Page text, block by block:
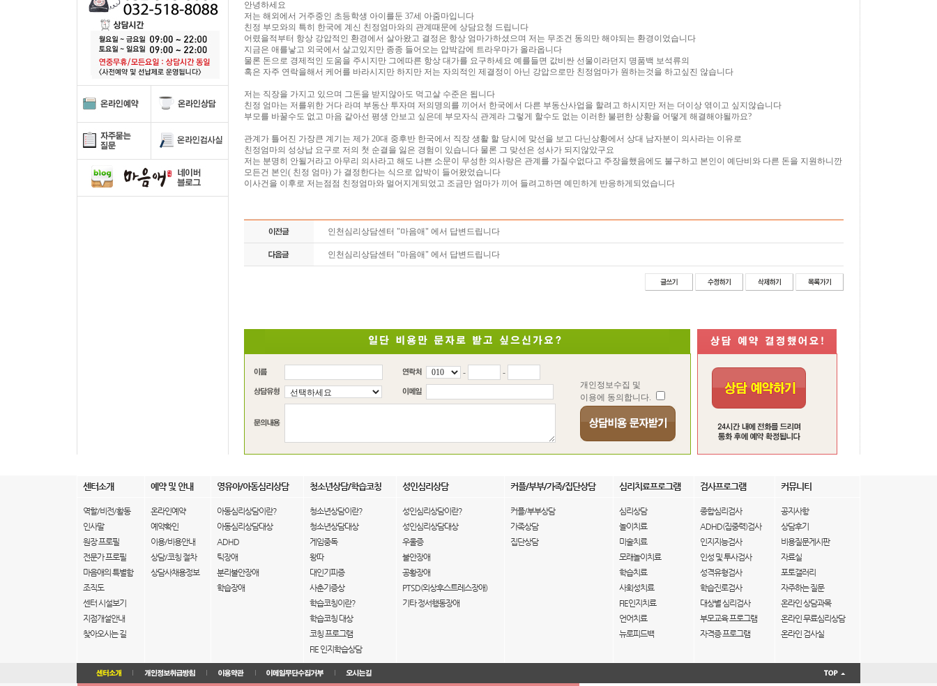
안녕하세요
저는 해외에서 거주중인 초등학생 아이를둔 37세 아줌마입니다
친정 부모와의 특히 한국에 계신 친정엄마와의 관계때문에 상담요청 드립니다
어렸을적부터 항상 강압적인 환경에서 살아왔고 결정은 항상 엄마가하셨으며 저는 무조건 동의만 해야되는 환경이었습니다
지금은 애를낳고 외국에서 살고있지만 종종 들어오는 압박감에 트라우마가 올라옵니다
물론 돈으로 경제적인 도움을 주시지만 그에따른 항상 대가를 요구하세요 예를들면 값비싼 선물이라던지 명품백 보석류의
혹은 자주 연락을해서 케어를 바라시지만 하지만 저는 자의적인 제결정이 아닌 강압으로만 친정엄마가 원하는것을 하고싶진 않습니다
저는 직장을 가지고 있으며 그돈을 받지않아도 먹고살 수준은 됩니다
친정 엄마는 저를위한 거다 라며 부동산 투자며 저의명의를 끼어서 한국에서 다른 부동산사업을 할려고 하시지만 저는 더이상 엮이고 싶지않습니다
부모를 바꿀수도 없고 마음 같아선 평생 안보고 싶은데 부모자식 관계라 그렇게 할수도 없는 이러한 불편한 상황을 어떻게 해결해야될까요?
관계가 틀어진 가장큰 계기는 제가 20대 중후반 한국에서 직장 생활 할 당시에 맞선을 보고 다닌상황에서 상대 남자분이 의사라는 이유로
친정엄마의 성상납 요구로 저의 첫 순결을 잃은 경험이 있습니다 물론 그 맞선은 성사가 되지않았구요
저는 분명히 안될거라고 아무리 의사라고 해도 나쁜 소문이 무성한 의사랑은 관계를 가질수없다고 주장을했음에도 불구하고 본인이 예단비와 다른 돈을 지원하니깐
모든건 본인( 친정 엄마) 가 결정한다는 식으로 압박이 들어왔었습니다
이사건을 이후로 저는점점 친정엄마와 멀어지게되었고 조금만 엄마가 끼어 들려고하면 예민하게 반응하게되었습니다
인천심리상담센터 "마음애" 에서 답변드립니다
인천심리상담센터 "마음애" 에서 답변드립니다
-
-
개인정보수집 및
이용에 동의합니다.
센터소개 예약 및 안내 영유아/아동심리상담 청소년상담/학습코칭 성인심리상담 커플/부부/가족/집단상담 심리치료프로그램 검사프로그램 커뮤니티
역할/비전/활동
인사말
원장 프로필
전문가 프로필
마음애의 특별함
조직도
센터 시설보기
지점개설안내
찾아오시는 길
온라인예약
예약확인
이용/비용안내
상담/코칭 절차
상담사채용정보
아동심리상담이란?
아동심리상담대상
ADHD
틱장애
분리불안장애
학습장애
청소년상담이란?
청소년상담대상
게임중독
왕따
대인기피증
사춘기증상
학습코칭이란?
학습코칭 대상
코칭 프로그램
FIE 인지학습상담
성인심리상담이란?
성인심리상담대상
우울증
불안장애
공황장애
PTSD(외상후스트레스장애)
기타 정서행동장애
커플/부부상담
가족상담
집단상담
심리상담
놀이치료
미술치료
모래놀이치료
학습치료
사회성치료
FIE인지치료
언어치료
뉴로피드백
종합심리검사
ADHD(집중력)검사
인지지능검사
인성 및 투사검사
성격유형검사
학습진로검사
대상별 심리검사
부모교육 프로그램
자격증 프로그램
공지사항
상담후기
비용질문게시판
자료실
포토갤러리
자주하는 질문
온라인 상담과목
온라인 무료심리상담
온라인 검사실